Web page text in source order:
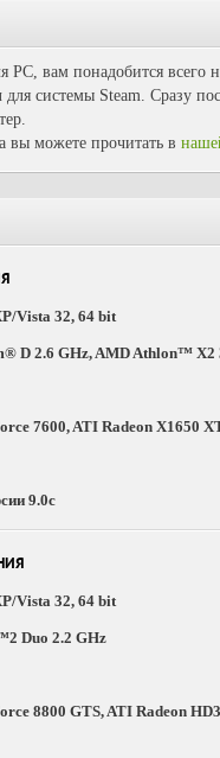
вам понадобится всего
системы Steam. Сразу
вы можете прочитать в
Vista 32, 64 bit
D 2.6 GHz, AMD Athlon™ X2
7600, ATI Radeon X1650
9.0c
Vista 32, 64 bit
Duo 2.2 GHz
8800 GTS, ATI Radeon